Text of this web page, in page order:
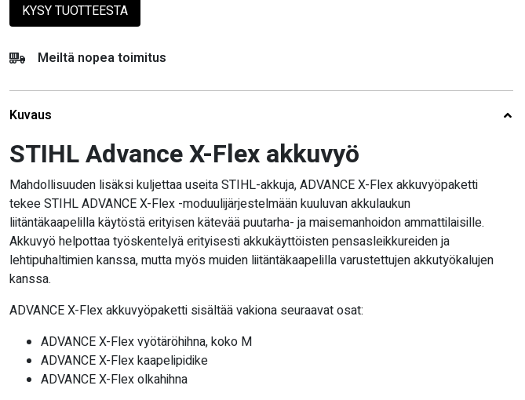
KYSY TUOTTEESTA
Meiltä nopea toimitus
Kuvaus
STIHL Advance X-Flex akkuvyö
Mahdollisuuden lisäksi kuljettaa useita STIHL-akkuja, ADVANCE X-Flex akkuvyöpaketti
tekee STIHL ADVANCE X-Flex -moduulijärjestelmään kuuluvan akkulaukun
liitäntäkaapelilla käytöstä erityisen kätevää puutarha- ja maisemanhoidon ammattilaisille.
Akkuvyö helpottaa työskentelyä erityisesti akkukäyttöisten pensasleikkureiden ja
lehtipuhaltimien kanssa, mutta myös muiden liitäntäkaapelilla varustettujen akkutyökalujen
kanssa.
ADVANCE X-Flex akkuvyöpaketti sisältää vakiona seuraavat osat:
ADVANCE X-Flex vyötäröhihna, koko M
ADVANCE X-Flex kaapelipidike
ADVANCE X-Flex olkahihna